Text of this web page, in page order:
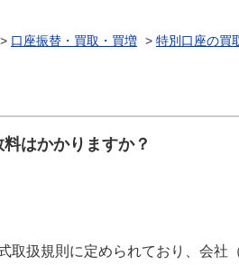
> 口座振替・買取・買増 > 特別口座の買
はかかりますか？
取扱規則に定められており、会社